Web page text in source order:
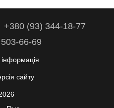
+380 (93) 344-18-77
66-69
інформація
сайту